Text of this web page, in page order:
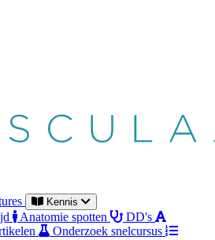
Kennis
Anatomie spotten
DD's
Onderzoek snelcursus